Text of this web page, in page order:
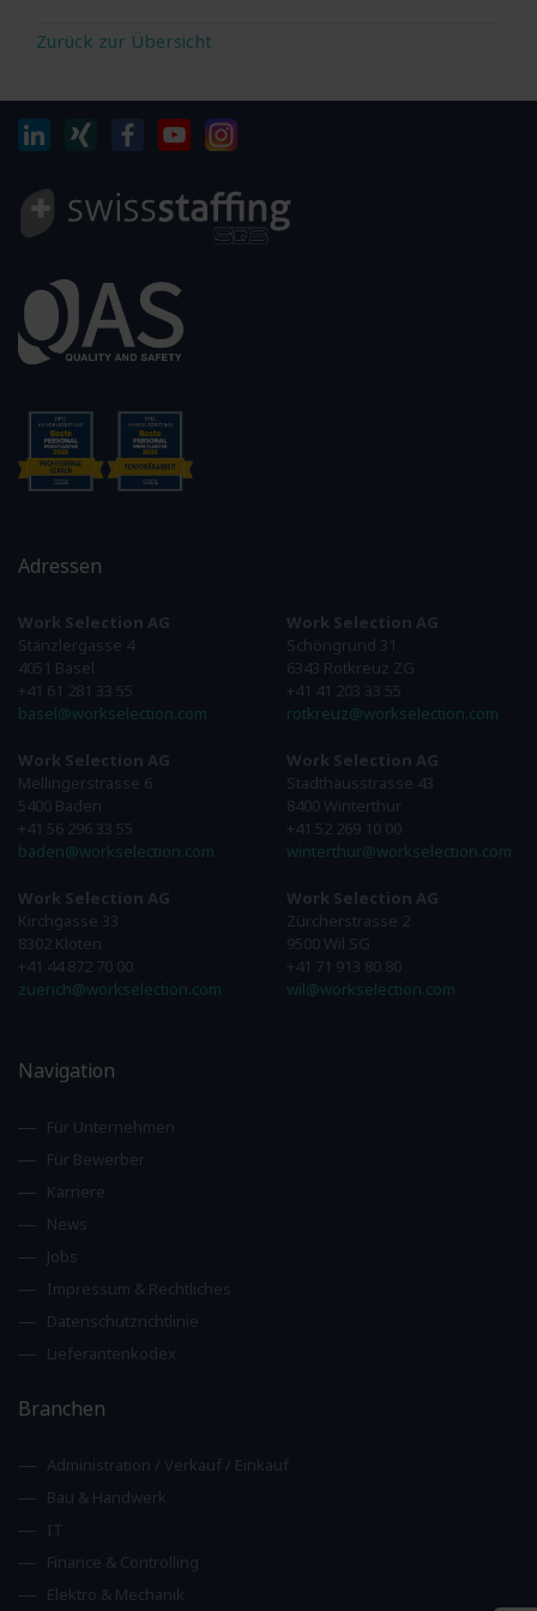
Zurück zur Übersicht
Adressen
Work Selection AG
Stänzlergasse 4
4051 Basel
+41 61 281 33 55
basel@workselection.com
Work Selection AG
Mellingerstrasse 6
5400 Baden
+41 56 296 33 55
baden@workselection.com
Work Selection AG
Kirchgasse 33
8302 Kloten
+41 44 872 70 00
zuerich@workselection.com
Work Selection AG
Schöngrund 31
6343 Rotkreuz ZG
+41 41 203 33 55
rotkreuz@workselection.com
Work Selection AG
Stadthausstrasse 43
8400 Winterthur
+41 52 269 10 00
winterthur@workselection.com
Work Selection AG
Zürcherstrasse 2
9500 Wil SG
+41 71 913 80 80
wil@workselection.com
Navigation
Für Unternehmen
Für Bewerber
Karriere
News
Jobs
Impressum & Rechtliches
Datenschutzrichtlinie
Lieferantenkodex
Branchen
Administration / Verkauf / Einkauf
Bau & Handwerk
IT
Finance & Controlling
Elektro & Mechanik